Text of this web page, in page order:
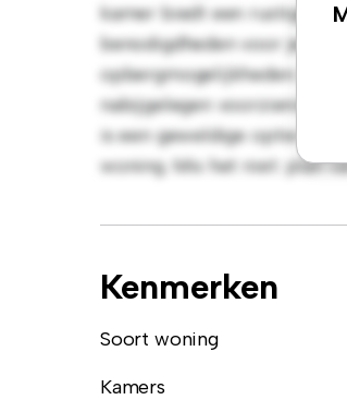
kamer biedt een rustige
benodigdheden voor je
opbergmogelijkheden.
nabijgelegen
is een geweldige optie
woning. Mis het niet: plan
Kenmerken
Soort woning
Kamers